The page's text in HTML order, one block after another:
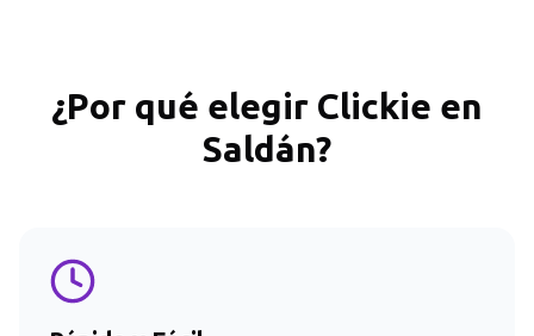
¿Por qué elegir Clickie en
Saldán?